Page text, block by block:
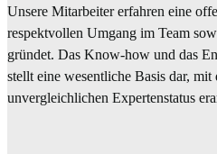
Unsere Mitarbeiter erfahren eine
respektvollen Umgang im Team
gründet. Das Know-how und das
stellt eine wesentliche Basis dar,
unvergleichlichen Expertenstatus